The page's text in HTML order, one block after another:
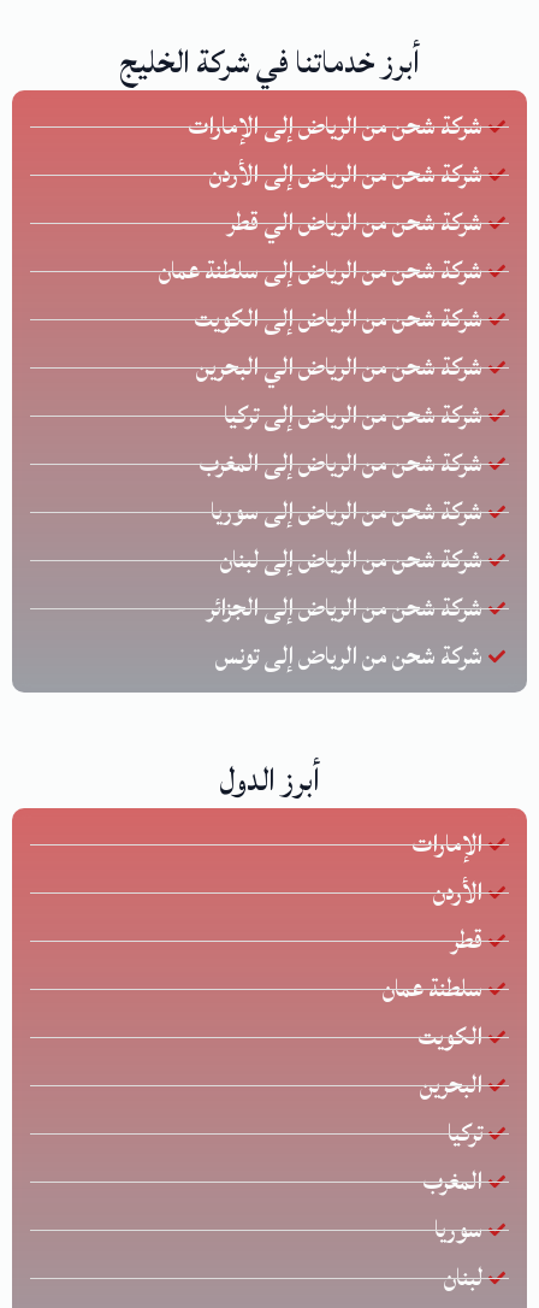
أبرز خدماتنا في شركة الخليج
شركة شحن من الرياض إلى الإمارات
شركة شحن من الرياض إلى الأردن
شركة شحن من الرياض الي قطر
شركة شحن من الرياض إلى سلطنة عمان
شركة شحن من الرياض إلى الكويت
شركة شحن من الرياض الي البحرين
شركة شحن من الرياض إلى تركيا
شركة شحن من الرياض إلى المغرب
شركة شحن من الرياض إلى سوريا
شركة شحن من الرياض إلى لبنان
شركة شحن من الرياض إلى الجزائر
شركة شحن من الرياض إلى تونس
أبرز الدول
الإمارات
الأردن
قطر
سلطنة عمان
الكويت
البحرين
تركيا
المغرب
سوريا
لبنان